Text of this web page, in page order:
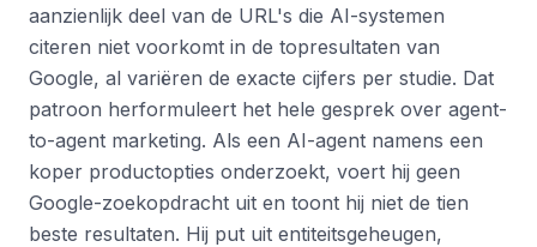
aanzienlijk deel van de URL's die AI-systemen
citeren niet voorkomt in de topresultaten van
Google, al variëren de exacte cijfers per studie. Dat
patroon herformuleert het hele gesprek over agent-
to-agent marketing. Als een AI-agent namens een
koper productopties onderzoekt, voert hij geen
Google-zoekopdracht uit en toont hij niet de tien
beste resultaten. Hij put uit entiteitsgeheugen,